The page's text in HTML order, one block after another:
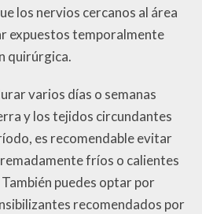
los nervios cercanos al área
expuestos temporalmente
quirúrgica.
varios días o semanas
y los tejidos circundantes
es recomendable evitar
fríos o calientes
puedes optar por
recomendados por